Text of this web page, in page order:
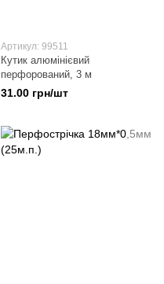
Артикул: 99511
Кутик алюмінієвий
перфорований, 3 м
31.00 грн/шт